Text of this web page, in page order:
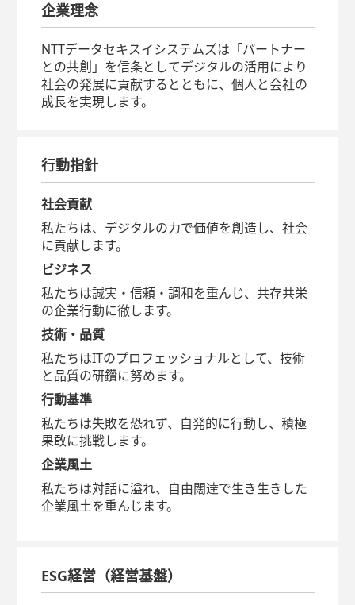
企業理念
NTTデータセキスイシステムズは「パートナー
との共創」を信条としてデジタルの活用により
社会の発展に貢献するとともに、個人と会社の
成長を実現します。
行動指針
社会貢献
私たちは、デジタルの力で価値を創造し、社会
に貢献します。
ビジネス
私たちは誠実・信頼・調和を重んじ、共存共栄
の企業行動に徹します。
技術・品質
私たちはITのプロフェッショナルとして、技術
と品質の研鑽に努めます。
行動基準
私たちは失敗を恐れず、自発的に行動し、積極
果敢に挑戦します。
企業風土
私たちは対話に溢れ、自由闊達で生き生きした
企業風土を重んじます。
ESG経営（経営基盤）